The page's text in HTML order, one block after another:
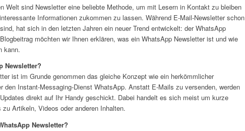
Welt sind Newsletter eine beliebte Methode, um mit Lesern in Kontakt zu bleiben
Informationen zukommen zu lassen. Während E-Mail-Newsletter schon
hat sich in den letzten Jahren ein neuer Trend entwickelt: der WhatsApp
möchten wir Ihnen erklären, was ein WhatsApp Newsletter ist und wie
kann.
Newsletter?
ist im Grunde genommen das gleiche Konzept wie ein herkömmlicher
den Instant-Messaging-Dienst WhatsApp. Anstatt E-Mails zu versenden, werden
direkt auf Ihr Handy geschickt. Dabei handelt es sich meist um kurze
Artikeln, Videos oder anderen Inhalten.
Newsletter?